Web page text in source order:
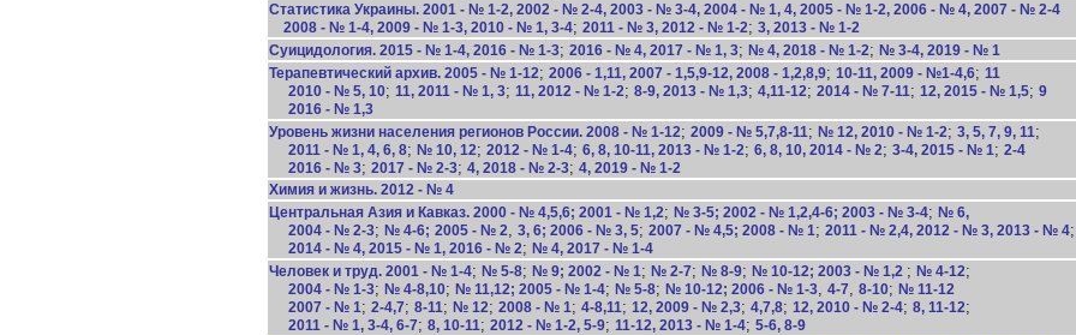
Статистика Украины. 2001 - № 1-2, 2002 - № 2-4, 2003 - № 3-4, 2004 - № 1, 4, 2005 - № 1-2, 2006 - № 4, 2007 - № 2-4
2008 - № 1-4, 2009 - № 1-3, 2010 - № 1, 3-4; 2011 - № 3, 2012 - № 1-2; 3, 2013 - № 1-2
Суицидология. 2015 - № 1-4, 2016 - № 1-3; 2016 - № 4, 2017 - № 1, 3; № 4, 2018 - № 1-2; № 3-4, 2019 - № 1
Терапевтический архив. 2005 - № 1-12; 2006 - 1,11, 2007 - 1,5,9-12, 2008 - 1,2,8,9; 10-11, 2009 - №1-4,6; 11
2010 - № 5, 10; 11, 2011 - № 1, 3; 11, 2012 - № 1-2; 8-9, 2013 - № 1,3; 4,11-12; 2014 - № 7-11; 12, 2015 - № 1,5; 9
2016 - № 1,3
Уровень жизни населения регионов России. 2008 - № 1-12; 2009 - № 5,7,8-11; № 12, 2010 - № 1-2; 3, 5, 7, 9, 11;
2011 - № 1, 4, 6, 8; № 10, 12; 2012 - № 1-4; 6, 8, 10-11, 2013 - № 1-2; 6, 8, 10, 2014 - № 2; 3-4, 2015 - № 1; 2-4
2016 - № 3; 2017 - № 2-3; 4, 2018 - № 2-3; 4, 2019 - № 1-2
Химия и жизнь. 2012 - № 4
Центральная Азия и Кавказ. 2000 - № 4,5,6; 2001 - № 1,2; № 3-5; 2002 - № 1,2,4-6; 2003 - № 3-4; № 6,
2004 - № 2-3; № 4-6; 2005 - № 2, 3, 6; 2006 - № 3, 5; 2007 - № 4,5; 2008 - № 1; 2011 - № 2,4, 2012 - № 3, 2013 - № 4;
2014 - № 4, 2015 - № 1, 2016 - № 2; № 4, 2017 - № 1-4
Человек и труд. 2001 - № 1-4; № 5-8; № 9; 2002 - № 1; № 2-7; № 8-9; № 10-12; 2003 - № 1,2 ; № 4-12;
2004 - № 1-3; № 4-8,10; № 11,12; 2005 - № 1-4; № 5-8; № 10-12; 2006 - № 1-3, 4-7, 8-10; № 11-12
2007 - № 1; 2-4,7; 8-11; № 12; 2008 - № 1; 4-8,11; 12, 2009 - № 2,3; 4,7,8; 12, 2010 - № 2-4; 8, 11-12;
2011 - № 1, 3-4, 6-7; 8, 10-11; 2012 - № 1-2, 5-9; 11-12, 2013 - № 1-4; 5-6, 8-9